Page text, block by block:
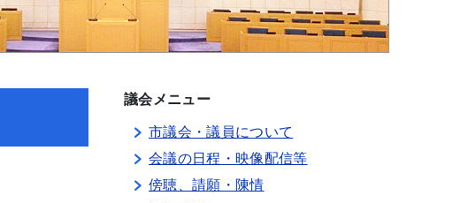
議会メニュー
市議会・議員について
会議の日程・映像配信等
傍聴、請願・陳情